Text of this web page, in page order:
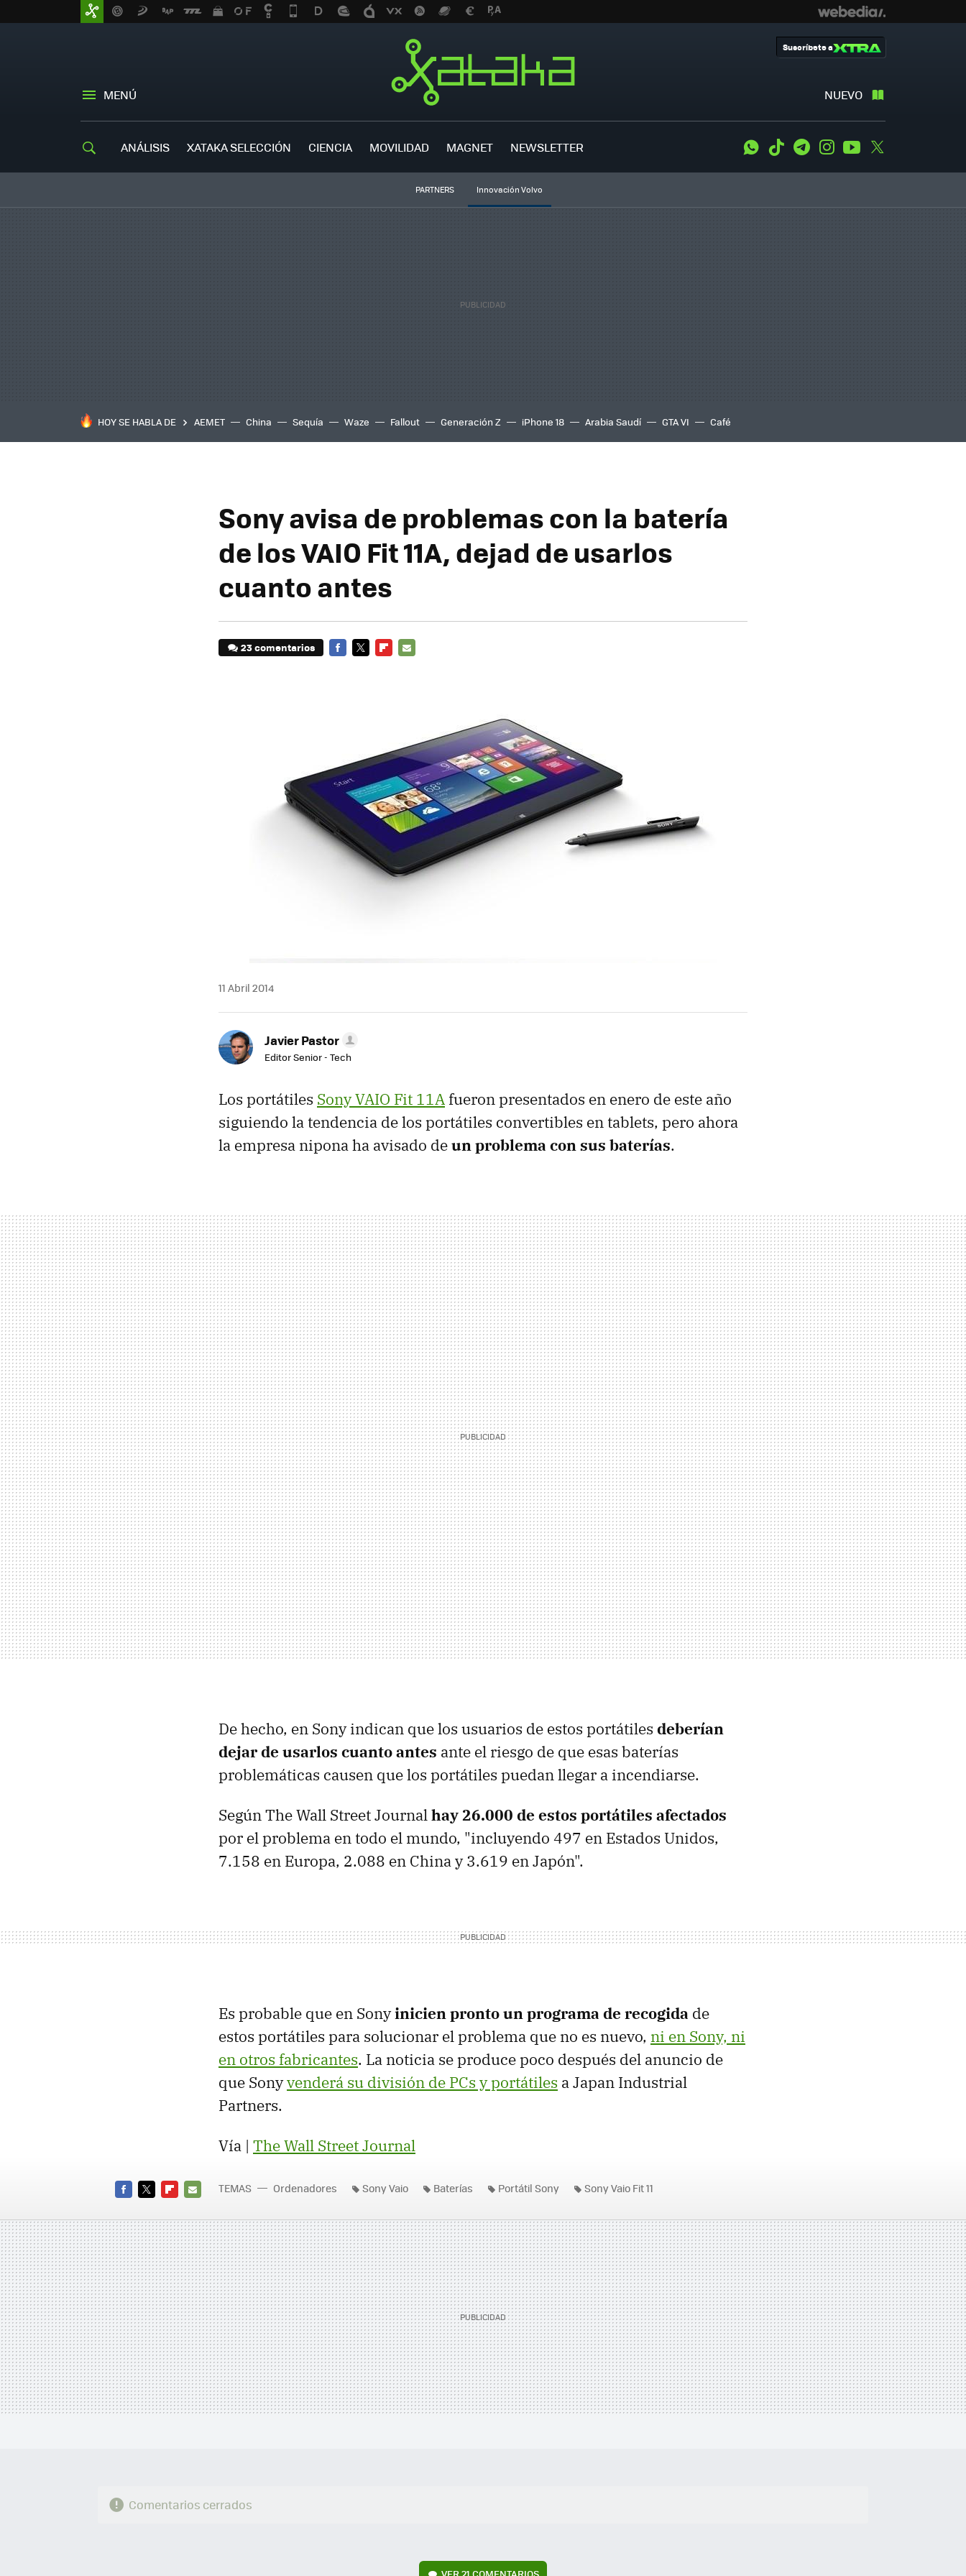
MENÚ NUEVO
Suscríbete a
ANÁLISIS XATAKA SELECCIÓN CIENCIA MOVILIDAD MAGNET NEWSLETTER WhatsApp
Tiktok TelegramInstagramYoutube
PARTNERS Innovación Volvo
HOY SE HABLA DE AEMET China Sequía Waze Fallout Generación Z iPhone 18 Arabia Saudí GTA VI Café
Sony avisa de problemas con la batería
de los VAIO Fit 11A, dejad de usarlos
cuanto antes
23 comentarios
11 Abril 2014
Javier Pastor
Editor Senior - Tech
Los portátiles Sony VAIO Fit 11A fueron presentados en enero de este año
siguiendo la tendencia de los portátiles convertibles en tablets, pero ahora
la empresa nipona ha avisado deun problema con sus baterías.
De hecho, en Sony indican que los usuarios de estos portátiles deberían
dejar de usarlos cuanto antes ante el riesgo de que esas baterías
problemáticas causen que los portátiles puedan llegar a incendiarse.
Según The Wall Street Journalhay 26.000 de estos portátiles afectados
por el problema en todo el mundo, "incluyendo 497 en Estados Unidos,
7.158 en Europa, 2.088 en China y 3.619 en Japón".
Es probable que en Sonyinicien pronto un programa de recogida de
estos portátiles para solucionar el problema que no es nuevo, ni en Sony, ni
en otros fabricantes. La noticia se produce poco después del anuncio de
que Sonyvenderá su división de PCs y portátiles a Japan Industrial
Partners.
Vía | The Wall Street Journal
MAIL
TEMAS Ordenadores Sony Vaio Baterías Portátil Sony Sony Vaio Fit 11
Comentarios cerrados